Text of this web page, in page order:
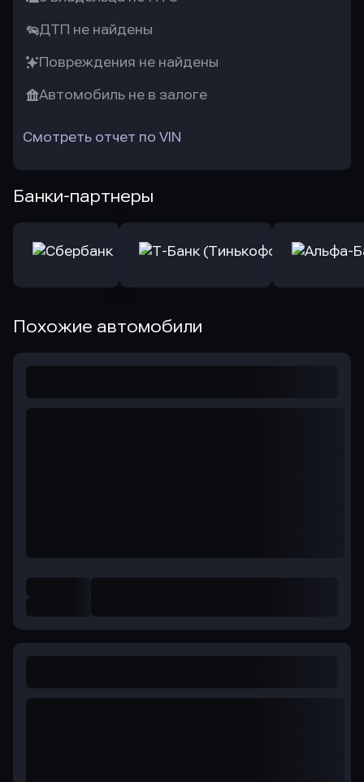
ДТП не найдены
Повреждения не найдены
Автомобиль не в залоге
Смотреть отчет по VIN
Банки-партнеры
Похожие автомобили